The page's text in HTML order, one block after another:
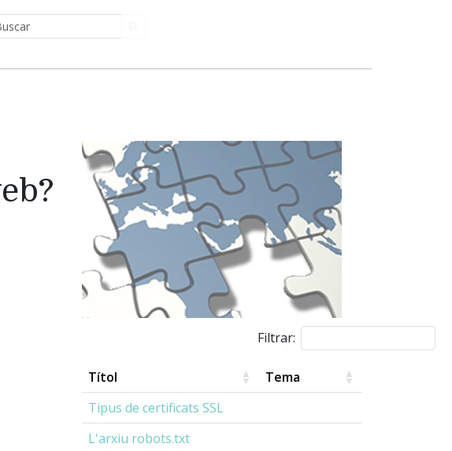
Filtrar:
Títol
Tema
Tipus de certificats SSL
L'arxiu robots.txt